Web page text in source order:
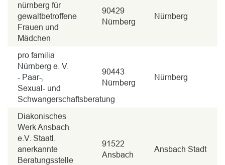
nürnberg für
gewaltbetroffene
Frauen und
Mädchen
90429
Nürnberg
Nürnberg
pro familia
Nürnberg e. V.
- Paar-,
Sexual- und
Schwangerschaftsberatung
90443
Nürnberg
Nürnberg
Diakonisches
Werk Ansbach
e.V. Staatl.
anerkannte
Beratungsstelle
91522
Ansbach
Ansbach Stadt